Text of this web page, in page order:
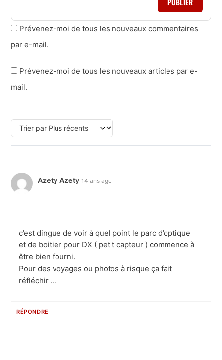
PUBLIER
Prévenez-moi de tous les nouveaux commentaires
par e-mail.
Prévenez-moi de tous les nouveaux articles par e-
mail.
Azety Azety 14 ans ago
c’est dingue de voir à quel point le parc d’optique
et de boitier pour DX ( petit capteur ) commence à
être bien fourni.
Pour des voyages ou photos à risque ça fait
réfléchir …
RÉPONDRE